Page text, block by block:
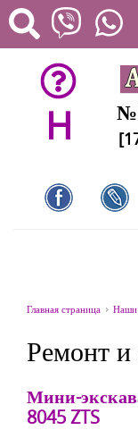
H №
Главная страница Наши
Ремонт и
Мини-
8045 ZTS